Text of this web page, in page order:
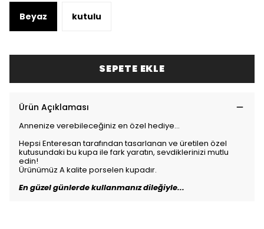
Beyaz kutulu
SEPETE EKLE
Ürün Açıklaması
Annenize verebileceğiniz en özel hediye...
Hepsi Enteresan tarafından tasarlanan ve üretilen özel
kutusundaki bu kupa ile fark yaratın, sevdiklerinizi mutlu
edin!
Ürünümüz A kalite porselen kupadır.
En güzel günlerde kullanmanız dileğiyle...